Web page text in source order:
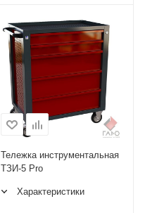
Тележка инструментальная
ТЗИ-5 Pro
Характеристики